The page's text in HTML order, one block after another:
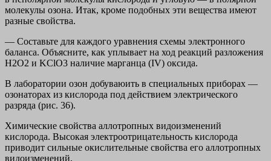
молекулы озона. Итак, кроме подобных эти вещества имеют
разные свойства.
— Составьте для каждого уравнения схемы электронного
баланса. Объясните, как уплывает на ход реакций разложения
H2O2 и KClO3 наличие марганца (IV) оксида.
В лаборатории озон добуваюить в специальных приборах —
озонаторах из кислорода под действием электрического
разряда (рис. 36).
Химические свойства аллотропных видоизменений
кислорода. Высокая электроотрицательность кислорода
приводит сильные окислительные свойства его аллотропных
видоизменений.